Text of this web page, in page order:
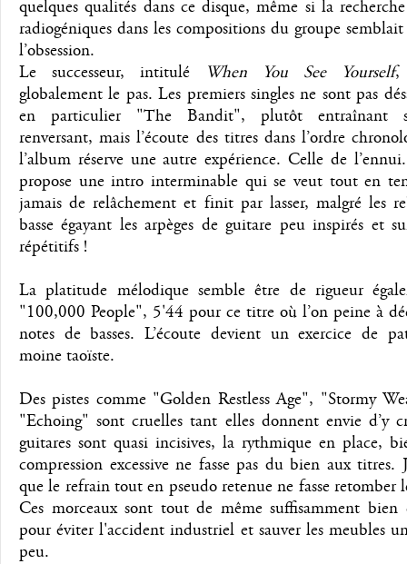
quelques qualités dans ce disque, même si la
radiogéniques dans les compositions du groupe
l’obsession.
Le successeur, intitulé
When You See Yourself,
globalement le pas. Les premiers singles ne sont pas
en particulier "The Bandit", plutôt entraînant
renversant, mais l’écoute des titres dans l’ordre
l’album réserve une autre expérience. Celle de l’ennui.
propose une intro interminable qui se veut tout en
jamais de relâchement et finit par lasser, malgré les
basse égayant les arpèges de guitare peu inspirés et
répétitifs !
La platitude mélodique semble être de rigueur
"100,000 People", 5'44 pour ce titre où l’on peine à
notes de basses. L’écoute devient un exercice de
moine taoïste.
Des pistes comme "Golden Restless Age", "Stormy
"Echoing" sont cruelles tant elles donnent envie d’y
guitares sont quasi incisives, la rythmique en place,
compression excessive ne fasse pas du bien aux titres.
que le refrain tout en pseudo retenue ne fasse retomber
Ces morceaux sont tout de même suffisamment bien
pour éviter l'accident industriel et sauver les meubles
peu.